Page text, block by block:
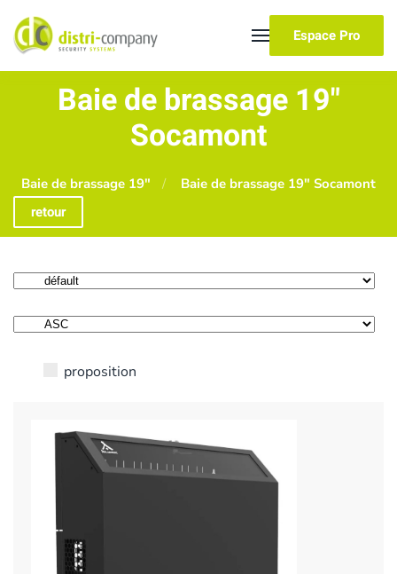
Skip to main content
Espace Pro
Baie de brassage 19"
Socamont
Baie de brassage 19" Baie de brassage 19" Socamont
retour
proposition